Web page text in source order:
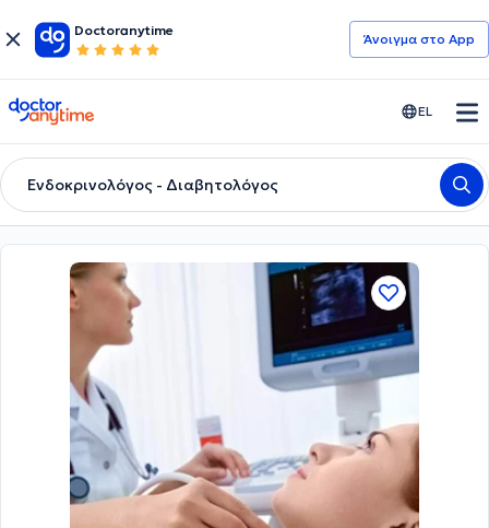
Doctoranytime
Άνοιγμα στο App
doctoranytime EL
Ενδοκρινολόγος - Διαβητολόγος